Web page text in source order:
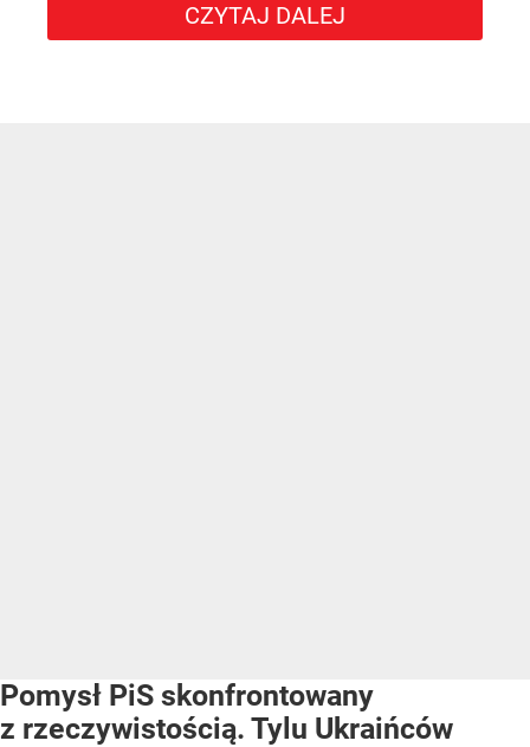
CZYTAJ DALEJ
Pomysł PiS skonfrontowany
z rzeczywistością. Tylu Ukraińców